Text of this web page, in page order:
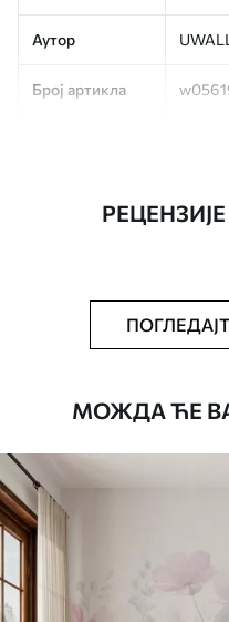
Аутор
Број артикла
водом.
Доступни материјали
Standard
.00
МОЖДА ЋЕ